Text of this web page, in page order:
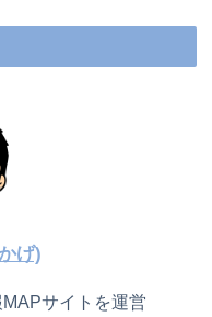
げ)
サイトを運営